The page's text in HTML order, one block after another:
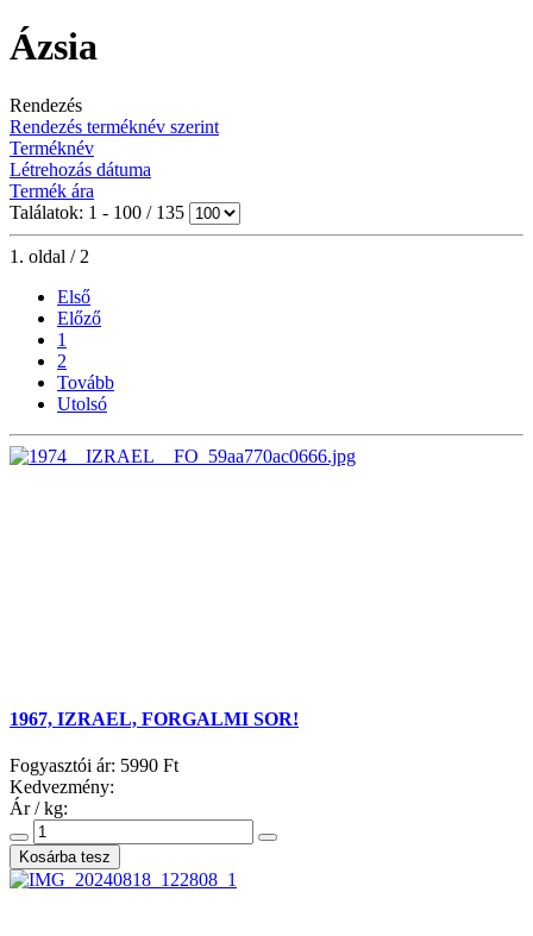
Ázsia
Rendezés
Rendezés terméknév szerint
Terméknév
Létrehozás dátuma
Termék ára
Találatok: 1 - 100 / 135
1. oldal / 2
Első
Előző
1
2
Tovább
Utolsó
1967, IZRAEL, FORGALMI SOR!
Fogyasztói ár: 5990 Ft
Kedvezmény:
Ár / kg: